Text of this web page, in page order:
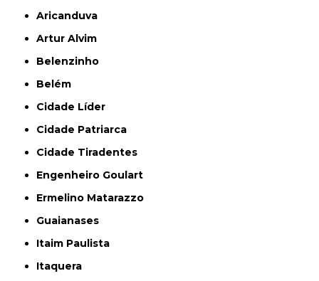
Aricanduva
Artur Alvim
Belenzinho
Belém
Cidade Líder
Cidade Patriarca
Cidade Tiradentes
Engenheiro Goulart
Ermelino Matarazzo
Guaianases
Itaim Paulista
Itaquera